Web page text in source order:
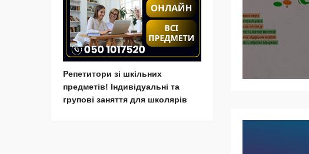
Репетитори зі шкільних
предметів! Індивідуальні та
групові заняття для школярів